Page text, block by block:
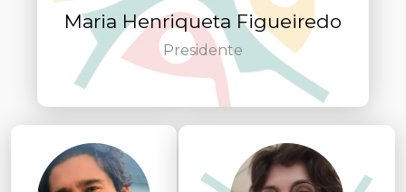
Maria Henriqueta Figueiredo
Presidente